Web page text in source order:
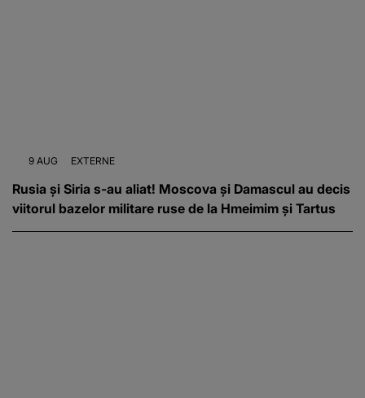
9 AUG EXTERNE
Rusia și Siria s-au aliat! Moscova și Damascul au decis
viitorul bazelor militare ruse de la Hmeimim și Tartus